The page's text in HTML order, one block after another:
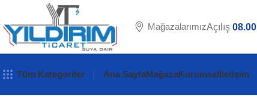
MağazalarımızAçılış 08.00
Tüm Kategoriler Ana SayfaMağazaKurumsalİletişim